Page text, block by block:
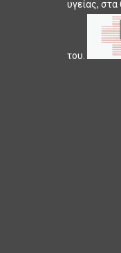
υγείας, στα
του.